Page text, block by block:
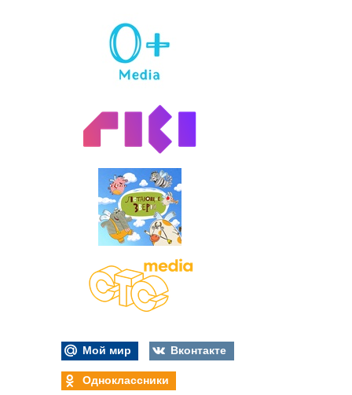
Мой мир
Вконтакте
Одноклассники